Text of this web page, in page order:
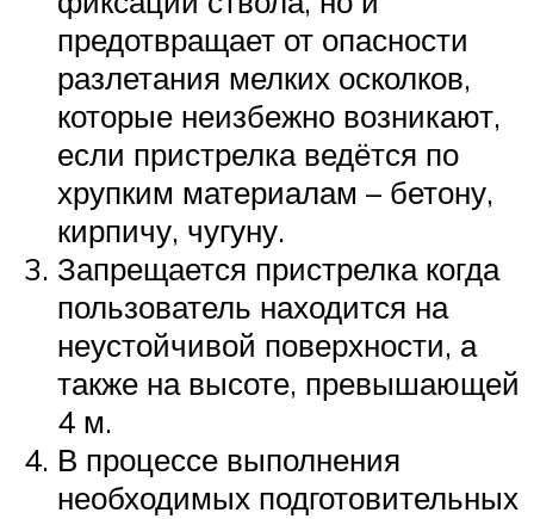
предотвращает от опасности
разлетания мелких осколков,
которые неизбежно возникают,
если пристрелка ведётся по
хрупким материалам – бетону,
кирпичу, чугуну.
Запрещается пристрелка когда
пользователь находится на
неустойчивой поверхности, а
также на высоте, превышающей
4 м.
В процессе выполнения
необходимых подготовительных